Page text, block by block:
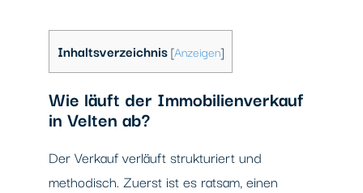
Inhaltsverzeichnis[Anzeigen]
Wie läuft der Immobilienverkauf
in Velten ab?
Der Verkauf verläuft strukturiert und
methodisch. Zuerst ist es ratsam, einen